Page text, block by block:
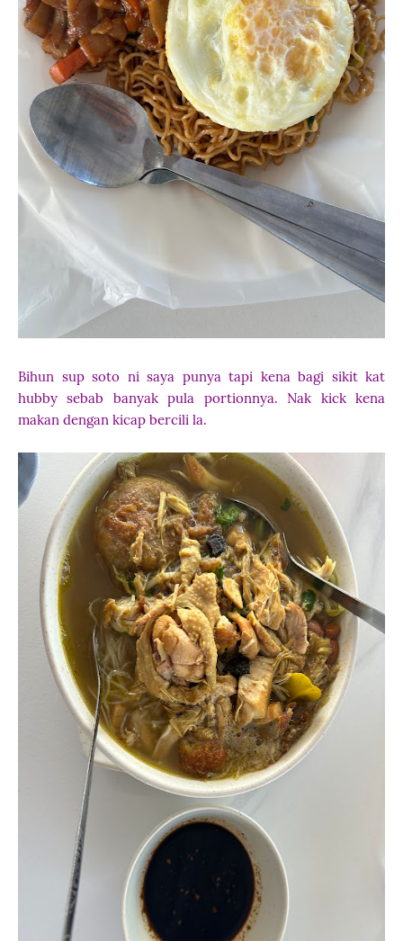
Bihun sup soto ni saya punya tapi kena bagi sikit kat
hubby sebab banyak pula portionnya. Nak kick kena
makan dengan kicap bercili la.